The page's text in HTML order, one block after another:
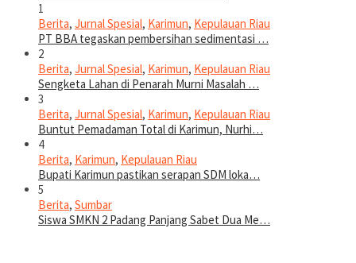
1
Berita, Jurnal Spesial, Karimun, Kepulauan Riau
PT BBA tegaskan pembersihan sedimentasi …
2
Berita, Jurnal Spesial, Karimun, Kepulauan Riau
Sengketa Lahan di Penarah Murni Masalah …
3
Berita, Jurnal Spesial, Karimun, Kepulauan Riau
Buntut Pemadaman Total di Karimun, Nurhi…
4
Berita, Karimun, Kepulauan Riau
Bupati Karimun pastikan serapan SDM loka…
5
Berita, Sumbar
Siswa SMKN 2 Padang Panjang Sabet Dua Me…